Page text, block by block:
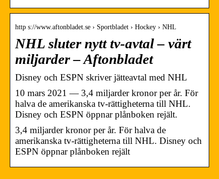
http s://www.aftonbladet.se › Sportbladet › Hockey › NHL
NHL sluter nytt tv-avtal – värt
miljarder – Aftonbladet
Disney och ESPN skriver jätteavtal med NHL
10 mars 2021 — 3,4 miljarder kronor per år. För
halva de amerikanska tv-rättigheterna till NHL.
Disney och ESPN öppnar plånboken rejält.
3,4 miljarder kronor per år. För halva de
amerikanska tv-rättigheterna till NHL. Disney och
ESPN öppnar plånboken rejält